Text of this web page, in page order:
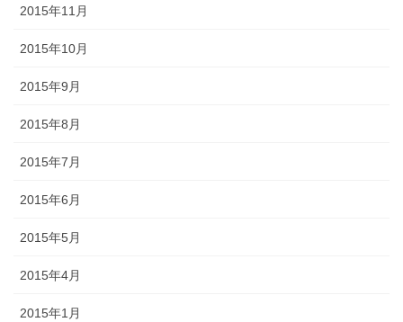
2015年11月
2015年10月
2015年9月
2015年8月
2015年7月
2015年6月
2015年5月
2015年4月
2015年1月